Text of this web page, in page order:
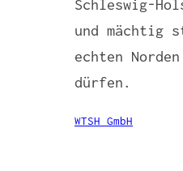
Schleswig-
und mächtig
echten
dürfen.
WTSH GmbH